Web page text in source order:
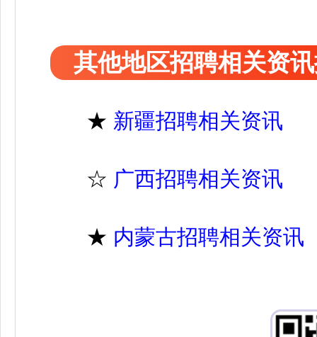
其他地区招聘相关资
★ 新疆招聘相关资讯
☆ 广西招聘相关资讯
★ 内蒙古招聘相关资讯